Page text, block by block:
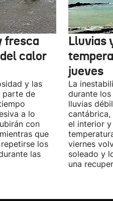
fresca
calor
y las
parte de
a lo
con
que
los
las
Lluvias
jueves
La
durante
lluvias
el interior y
viernes
soleado y
una